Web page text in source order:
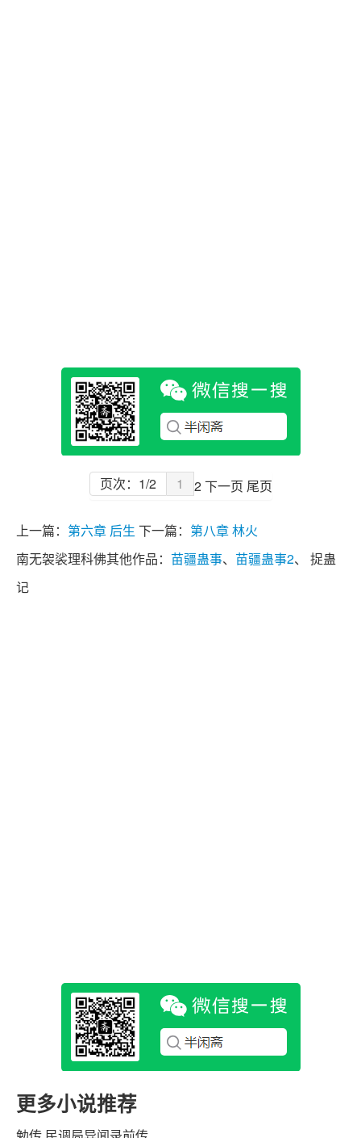
页次：1/2 1 2下一页 尾页
上一篇： 第六章 后生 下一篇： 第八章 林火
南无袈裟理科佛其他作品： 苗疆蛊事、 苗疆蛊事2、 捉蛊
记
更多小说推荐